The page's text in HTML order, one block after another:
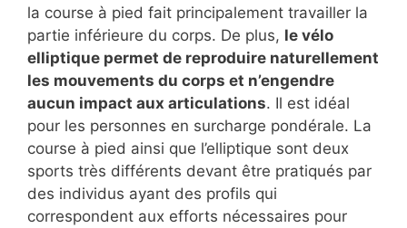
la course à pied fait principalement travailler la
partie inférieure du corps. De plus, le vélo
elliptique permet de reproduire naturellement
les mouvements du corps et n’engendre
aucun impact aux articulations. Il est idéal
pour les personnes en surcharge pondérale. La
course à pied ainsi que l’elliptique sont deux
sports très différents devant être pratiqués par
des individus ayant des profils qui
correspondent aux efforts nécessaires pour